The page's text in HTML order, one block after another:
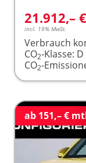
21.912,– €
incl. 19% MwSt.
Verbrauch
CO2-Klasse: D
CO2-
ab 151,– €